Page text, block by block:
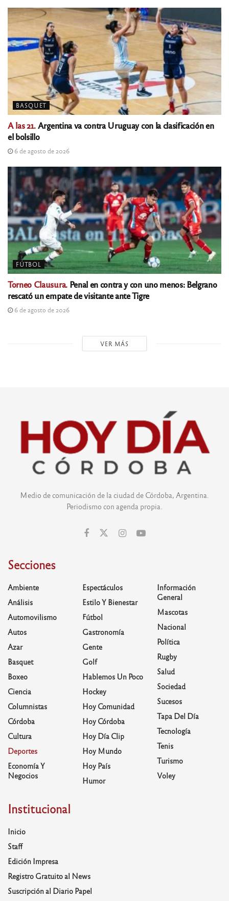
BASQUET
A las 21.Argentina va contra Uruguay con la clasificación en
el bolsillo
6 de agosto de 2026
FÚTBOL
Torneo Clausura.Penal en contra y con uno menos: Belgrano
rescató un empate de visitante ante Tigre
6 de agosto de 2026
VER MÁS
Medio de comunicación de la ciudad de Córdoba, Argentina.
Periodismo con agenda propia.
Secciones
Ambiente
Análisis
Automovilismo
Autos
Azar
Basquet
Boxeo
Ciencia
Columnistas
Córdoba
Cultura
Deportes
Economía Y
Negocios
Espectáculos
Estilo Y Bienestar
Fútbol
Gastronomía
Gente
Golf
Hablemos Un Poco
Hockey
Hoy Comunidad
Hoy Córdoba
Hoy Día Clip
Hoy Mundo
Hoy País
Humor
Información
General
Mascotas
Nacional
Política
Rugby
Salud
Sociedad
Sucesos
Tapa Del Día
Tecnología
Tenis
Turismo
Voley
Institucional
Inicio
Staff
Edición Impresa
Registro Gratuito al News
Suscripción al Diario Papel